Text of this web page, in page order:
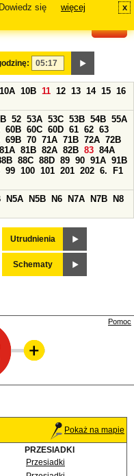
się
więcej x
10A 10B 11 12 13 14 15 16
52 53A 53C 53B 54B 55A
60B 60C 60D 61 62 63
69B 70 71A 71B 72A 72B
81A 81B 82A 82B 83 84A
88C 88D 89 90 91A 91B
99 100 101 201 202 6.
F1
N5A N5B N6 N7A N7B
N8
Utrudnienia
Schematy
Pomoc
Pokaż na mapie
PRZESIADKI
Przesiadki